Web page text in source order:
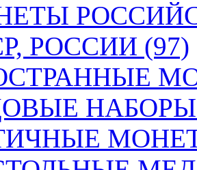
РОССИИ (97)
НАБОРЫ